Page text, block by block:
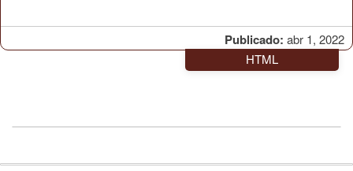
Publicado: abr 1, 2022
HTML